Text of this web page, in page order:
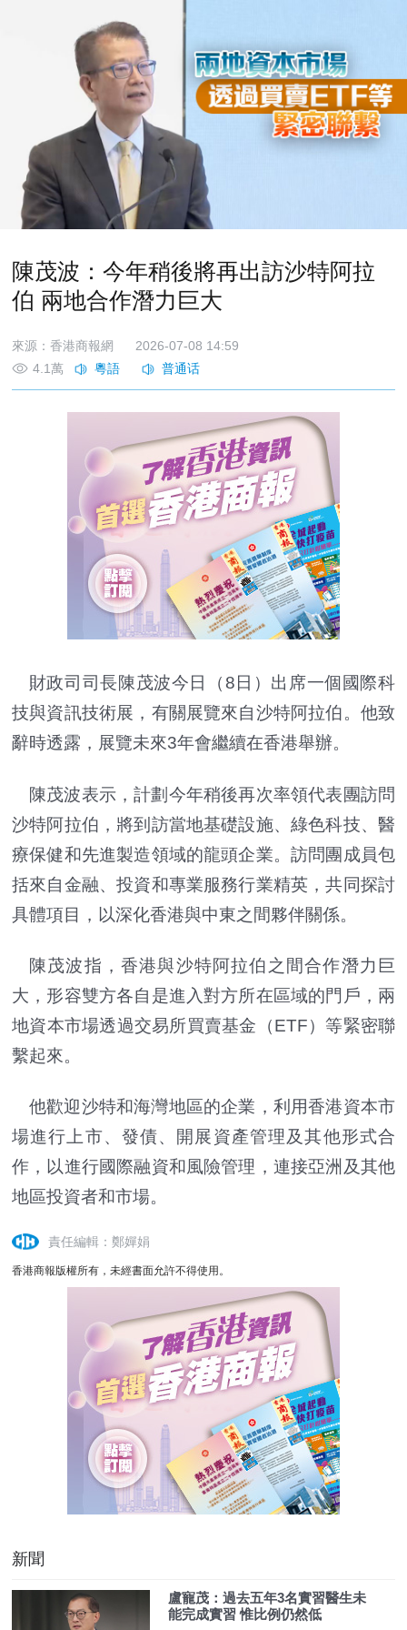
陳茂波：今年稍後將再出訪沙特阿拉
伯 兩地合作潛力巨大
來源：香港商報網
2026-07-08 14:59
4.1萬
財政司司長陳茂波今日（8日）出席一個國際科
技與資訊技術展，有關展覽來自沙特阿拉伯。他致
辭時透露，展覽未來3年會繼續在香港舉辦。
陳茂波表示，計劃今年稍後再次率領代表團訪問
沙特阿拉伯，將到訪當地基礎設施、綠色科技、醫
療保健和先進製造領域的龍頭企業。訪問團成員包
括來自金融、投資和專業服務行業精英，共同探討
具體項目，以深化香港與中東之間夥伴關係。
陳茂波指，香港與沙特阿拉伯之間合作潛力巨
大，形容雙方各自是進入對方所在區域的門戶，兩
地資本市場透過交易所買賣基金（ETF）等緊密聯
繫起來。
他歡迎沙特和海灣地區的企業，利用香港資本市
場進行上市、發債、開展資產管理及其他形式合
作，以進行國際融資和風險管理，連接亞洲及其他
地區投資者和市場。
責任編輯：鄭嬋娟
香港商報版權所有，未經書面允許不得使用。
新聞
盧寵茂：過去五年3名實習醫生未
能完成實習 惟比例仍然低